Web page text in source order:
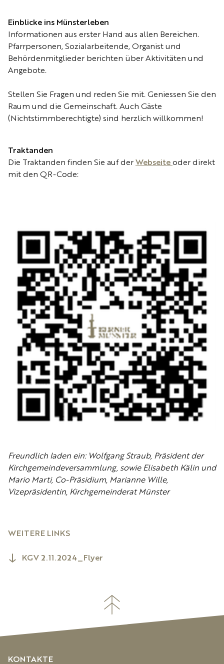
Einblicke ins Münsterleben
Informationen aus erster Hand aus allen Bereichen.
Pfarrpersonen, Sozialarbeitende, Organist und
Behördenmitglieder berichten über Aktivitäten und
Angebote.
Stellen Sie Fragen und reden Sie mit. Geniessen Sie den
Raum und die Gemeinschaft. Auch Gäste
(Nichtstimmberechtigte) sind herzlich willkommen!
Traktanden
Die Traktanden finden Sie auf der Webseite oder direkt
mit den QR-Code:
Freundlich laden ein: Wolfgang Straub, Präsident der
Kirchgemeindeversammlung, sowie Elisabeth Kälin und
Mario Marti, Co-Präsidium, Marianne Wille,
Vizepräsidentin, Kirchgemeinderat Münster
WEITERE LINKS
KGV 2.11.2024_Flyer
KONTAKTE